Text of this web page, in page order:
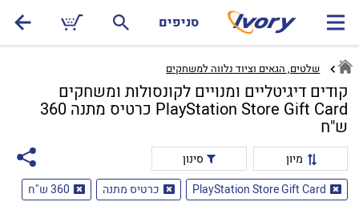
סניפים
שלטים, הגאים וציוד נלווה למשחקים
קודים דיגיטליים ומנויים לקונסולות ומשחקים
PlayStation Store Gift Card כרטיס מתנה 360
ש"ח
מיון
סינון
PlayStation Store Gift Card
כרטיס מתנה 360 ש"ח